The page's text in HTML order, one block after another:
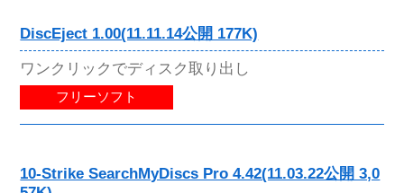
DiscEject 1.00(11.11.14公開 177K)
ワンクリックでディスク取り出し
フリーソフト
10-Strike SearchMyDiscs Pro 4.42(11.03.22公開 3,0